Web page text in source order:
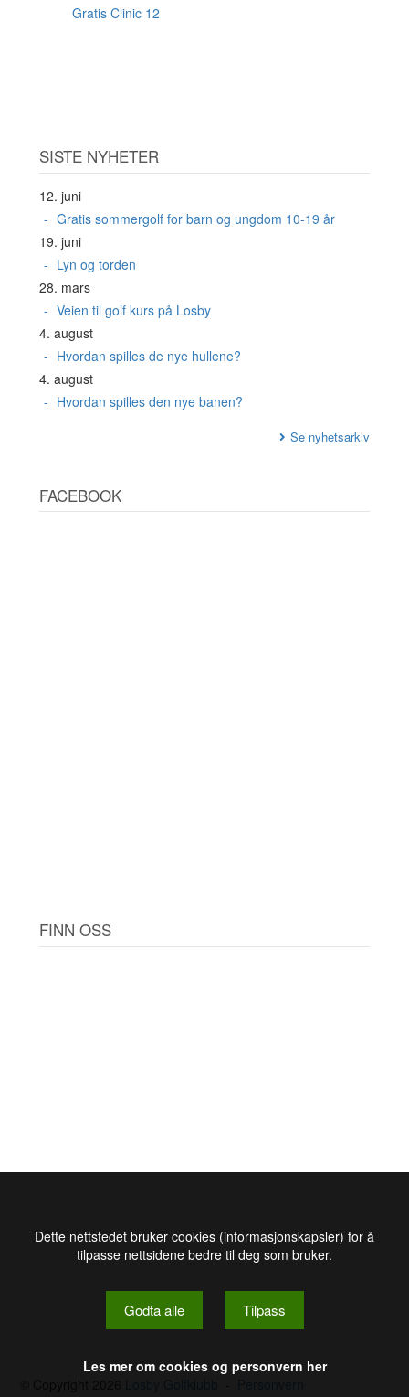
Gratis Clinic 12
SISTE NYHETER
12. juni
Gratis sommergolf for barn og ungdom 10-19 år
19. juni
Lyn og torden
28. mars
Veien til golf kurs på Losby
4. august
Hvordan spilles de nye hullene?
4. august
Hvordan spilles den nye banen?
Se nyhetsarkiv
FACEBOOK
FINN OSS
Dette nettstedet bruker cookies (informasjonskapsler) for å
tilpasse nettsidene bedre til deg som bruker.
Godta alle Tilpass
Les mer om cookies og personvern her